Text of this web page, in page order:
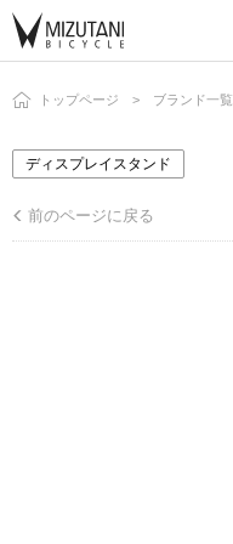
トップページ ブランド一覧
ディスプレイスタンド
前のページに戻る